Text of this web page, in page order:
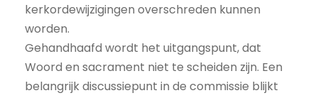
kerkordewijzigingen overschreden kunnen
worden.
Gehandhaafd wordt het uitgangspunt, dat
Woord en sacrament niet te scheiden zijn. Een
belangrijk discussiepunt in de commissie blijkt